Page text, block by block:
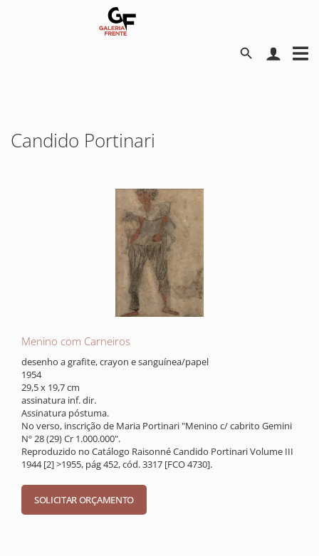
Candido Portinari
Menino com Carneiros
desenho a grafite, crayon e sanguínea/papel
1954
29,5 x 19,7 cm
assinatura inf. dir.
Assinatura póstuma.
No verso, inscrição de Maria Portinari "Menino c/ cabrito Gemini
Nº 28 (29) Cr 1.000.000".
Reproduzido no Catálogo Raisonné Candido Portinari Volume III
1944 [2] >1955, pág 452, cód. 3317 [FCO 4730].